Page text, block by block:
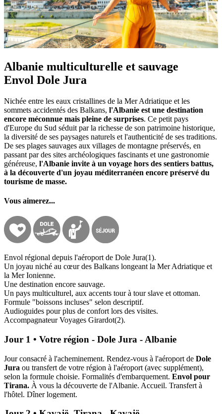
Albanie multiculturelle et sauvage
Envol Dole Jura
Nichée entre les eaux cristallines de la Mer Adriatique et les
sommets accidentés des Balkans, l'Albanie est une destination
encore méconnue mais pleine de surprises. Ce petit pays
d'Europe du Sud séduit par la richesse de son patrimoine historique,
la diversité de ses paysages naturels et l'authenticité de ses traditions.
De ses plages sauvages aux villages de montagne préservés, en
passant par des sites archéologiques fascinants et une gastronomie
généreuse, l'Albanie invite à un voyage hors des sentiers battus,
à la découverte d'un joyau méditerranéen encore préservé du
tourisme de masse.
Vous aimerez...
Envol régional depuis l'aéroport de Dole Jura(1).
Un joyau niché au cœur des Balkans longeant la Mer Adriatique et
la Mer Ionienne.
Une destination encore sauvage.
Un pays multiculturel, aux accents tour à tour slave et ottoman.
Formule "boissons incluses" selon descriptif.
Audioguides pour plus de confort lors des visites.
Accompagnateur Voyages Girardot(2).
Jour 1 • Votre région - Dole Jura - Albanie
Jour consacré à l'acheminement. Rendez-vous à l'aéroport de Dole
Jura ou transfert de votre région à l'aéroport (avec supplément),
selon la formule choisie. Formalités d'embarquement. Envol pour
Tirana. À vous la découverte de l'Albanie. Accueil. Transfert à
l'hôtel. Dîner logement.